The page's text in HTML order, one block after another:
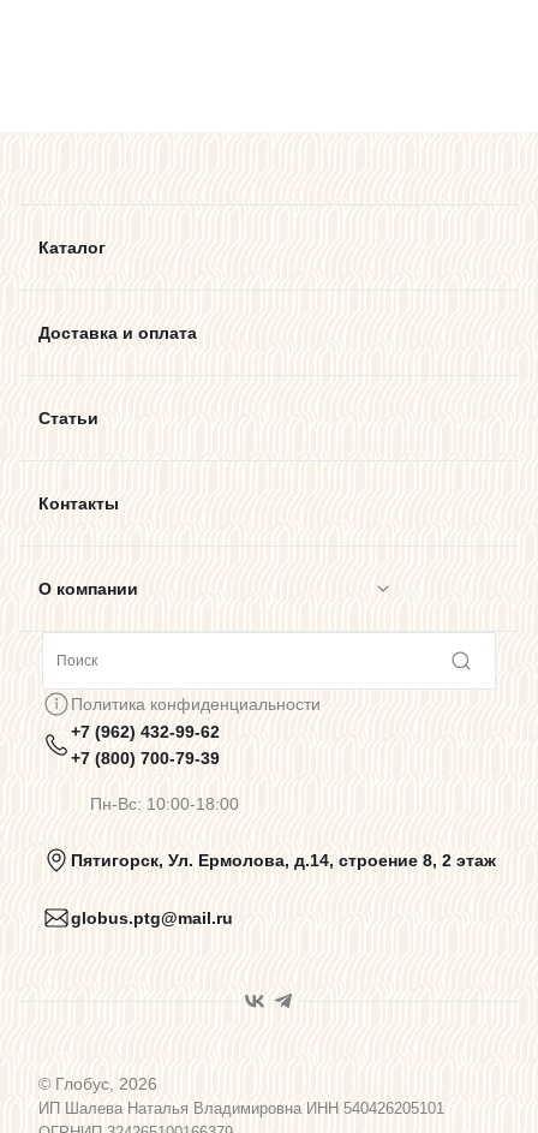
Каталог
Доставка и оплата
Статьи
Контакты
О компании
Предупреждения о цветопередаче
Политика конфиденциальности
Пользовательское соглашение
Программа лояльности
Политика конфиденциальности
+7 (962) 432-99-62
+7 (800) 700-79-39
Пн-Вс: 10:00-18:00
Пятигорск, Ул. Ермолова, д.14, строение 8, 2 этаж
globus.ptg@mail.ru
© Глобус, 2026
ИП Шалева Наталья Владимировна ИНН 540426205101